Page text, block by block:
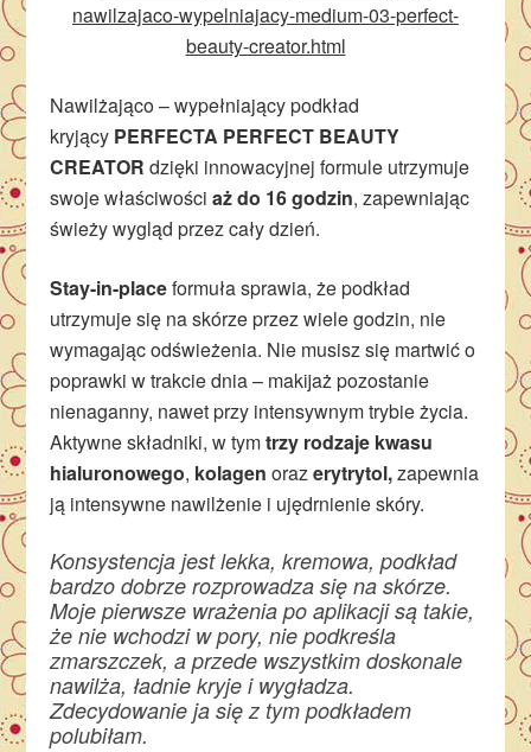
nawilzajaco-wypelniajacy-medium-03-perfect-
beauty-creator.html
Nawilżająco – wypełniający podkład
kryjący PERFECTA PERFECT BEAUTY
CREATOR dzięki innowacyjnej formule utrzymuje
swoje właściwościaż do 16 godzin, zapewniając
świeży wygląd przez cały dzień.
Stay-in-placeformuła sprawia, że podkład
utrzymuje się na skórze przez wiele godzin, nie
wymagając odświeżenia. Nie musisz się martwić o
poprawki w trakcie dnia – makĳaż pozostanie
nienaganny, nawet przy intensywnym trybie życia.
Aktywne składniki, w tymtrzy rodzaje kwasu
hialuronowego, kolagen orazerytrytol,zapewnia
ją intensywne nawilżenie i ujędrnienie skóry.
Konsystencja jest lekka, kremowa, podkład
bardzo dobrze rozprowadza się na skórze.
Moje pierwsze wrażenia po aplikacji są takie,
że nie wchodzi w pory, nie podkreśla
zmarszczek, a przede wszystkim doskonale
nawilża, ładnie kryje i wygładza.
Zdecydowanie ja się z tym podkładem
polubiłam.